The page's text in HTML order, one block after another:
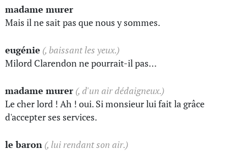
madame murer
Mais il ne sait pas que nous y sommes.
eugénie (, baissant les yeux.)
Milord Clarendon ne pourrait-il pas…
madame murer (, d'un air dédaigneux.)
Le cher lord ! Ah ! oui. Si monsieur lui fait la grâce
d'accepter ses services.
le baron (, lui rendant son air.)